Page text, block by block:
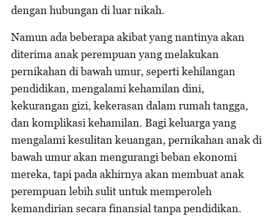
dengan hubungan di luar nikah.
Namun ada beberapa akibat yang nantinya akan
diterima anak perempuan yang melakukan
pernikahan di bawah umur, seperti kehilangan
pendidikan, mengalami kehamilan dini,
kekurangan gizi, kekerasan dalam rumah tangga,
dan komplikasi kehamilan. Bagi keluarga yang
mengalami kesulitan keuangan, pernikahan anak di
bawah umur akan mengurangi beban ekonomi
mereka, tapi pada akhirnya akan membuat anak
perempuan lebih sulit untuk memperoleh
kemandirian secara finansial tanpa pendidikan.